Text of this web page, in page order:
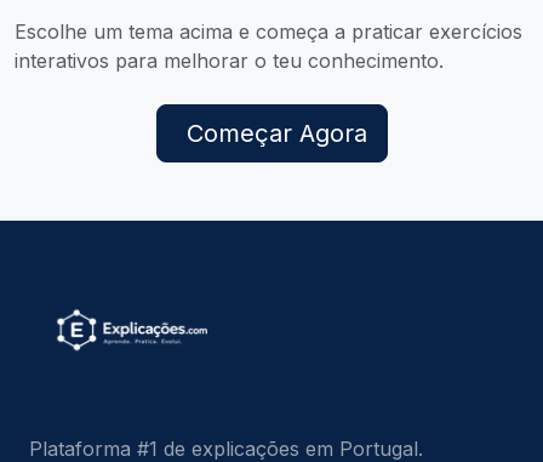
Escolhe um tema acima e começa a praticar exercícios
interativos para melhorar o teu conhecimento.
Começar Agora
Plataforma #1 de explicações em Portugal.